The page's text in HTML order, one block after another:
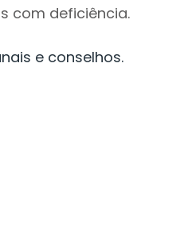
com deficiência.
e conselhos.